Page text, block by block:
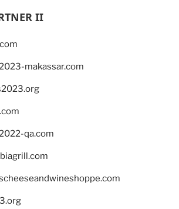
II
makassar.com
qa.com